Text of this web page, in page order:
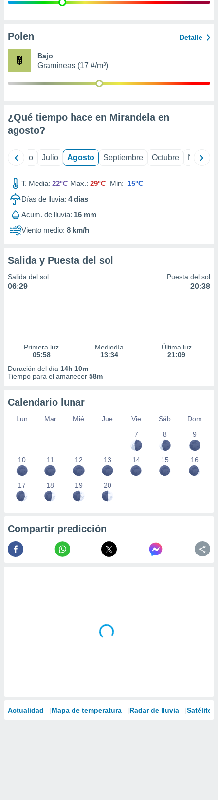
publicidad
de
Polen Detalle
Bajo
Gramíneas (17 #/m³)
¿Qué tiempo hace en Mirandela en
agosto?
Junio Julio Agosto Septiembre Octubre
T. Media: 22°C Max.: 29°C Min: 15°C
Días de lluvia: 4días
Acum. de lluvia: 16 mm
Viento medio: 8 km/h
Salida y Puesta del sol
Salida del sol
06:29
Puesta del sol
20:38
Primera luz
05:58
Mediodía
13:34
Última luz
21:09
Duración del día 14h 10m
Tiempo para el amanecer 58m
Calendario lunar
Lun Mar Mié Jue Vie Sáb
Dom
7
8 9
10 11 12 13 14 15 16
17 18 19 20
Compartir predicción
Actualidad Mapa de temperatura Radar de lluvia Satélites